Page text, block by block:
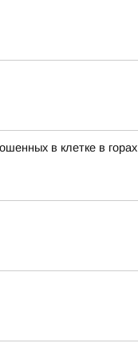
в клетке в горах